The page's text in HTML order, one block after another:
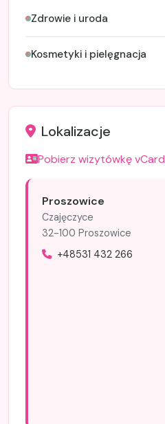
Zdrowie i uroda
Kosmetyki i pielęgnacja
Lokalizacje
Pobierz wizytówkę vCard
Proszowice
Czajęczyce
32-100 Proszowice
+48531 432 266